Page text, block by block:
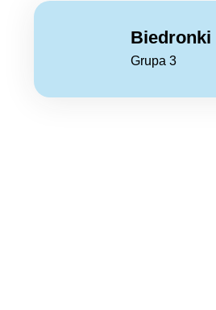
Biedronki
Grupa 3